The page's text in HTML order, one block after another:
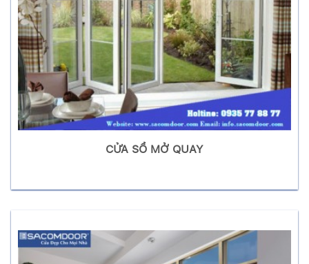
CỬA SỔ MỞ QUAY